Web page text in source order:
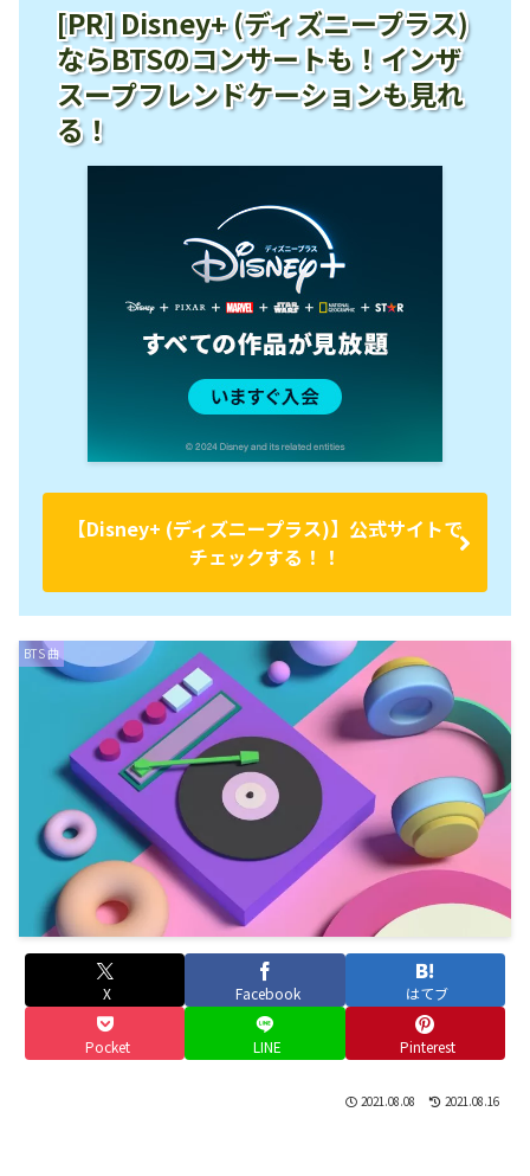
[PR] Disney+ (ディズニープラス)
ならBTSのコンサートも！インザ
スープフレンドケーションも見れ
る！
【Disney+ (ディズニープラス)】公式サイトで
チェックする！！
BTS 曲
X Facebook はてブ
Pocket LINE Pinterest
2021.08.08 2021.08.16